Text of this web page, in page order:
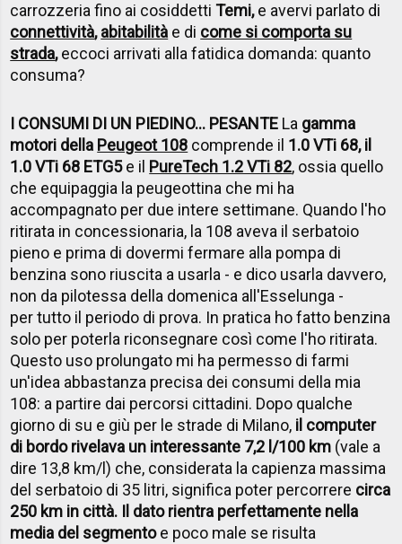
carrozzeria fino ai cosiddettiTemi,e avervi parlato di
connettività,abitabilità e di come si comporta su
strada,eccoci arrivati alla fatidica domanda: quanto
consuma?
I CONSUMI DI UN PIEDINO... PESANTE La gamma
motori della Peugeot 108 comprende il 1.0 VTi 68, il
1.0 VTi 68 ETG5e il PureTech 1.2 VTi 82, ossia quello
che equipaggia la peugeottina che mi ha
accompagnato per due intere settimane. Quando l'ho
ritirata in concessionaria, la 108 aveva il serbatoio
pieno e prima di dovermi fermare alla pompa di
benzina sono riuscita a usarla - e dico usarla davvero,
non da pilotessa della domenica all'Esselunga -
per tutto il periodo di prova. In pratica ho fatto benzina
solo per poterla riconsegnare così come l'ho ritirata.
Questo uso prolungato mi ha permesso di farmi
un'idea abbastanza precisa dei consumi della mia
108: a partire dai percorsi cittadini. Dopo qualche
giorno di su e giù per le strade di Milano, il computer
di bordo rivelava un interessante 7,2 l/100 km (vale a
dire 13,8 km/l) che, considerata la capienza massima
del serbatoio di 35 litri, significa poter percorrere circa
250 km in città. Il dato rientra perfettamente nella
media del segmentoe poco male se risulta